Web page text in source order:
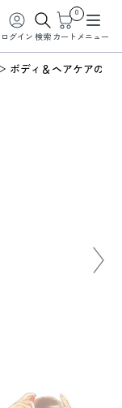
ログイン 検索
0
カート メニュー
ボディ＆ヘアケアの商